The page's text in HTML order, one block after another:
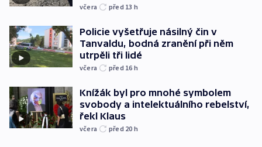
včera před 13 h
Policie vyšetřuje násilný čin v
Tanvaldu, bodná zranění při něm
utrpěli tři lidé
včera před 16 h
Knížák byl pro mnohé symbolem
svobody a intelektuálního rebelství,
řekl Klaus
včera před 20 h